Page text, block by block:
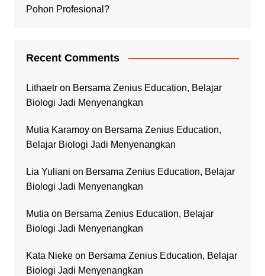
Pohon Profesional?
Recent Comments
Lithaetron Bersama Zenius Education, Belajar
Biologi Jadi Menyenangkan
Mutia Karamoyon Bersama Zenius Education,
Belajar Biologi Jadi Menyenangkan
Lia Yuliani on Bersama Zenius Education, Belajar
Biologi Jadi Menyenangkan
Mutia on Bersama Zenius Education, Belajar
Biologi Jadi Menyenangkan
Kata Niekeon Bersama Zenius Education, Belajar
Biologi Jadi Menyenangkan